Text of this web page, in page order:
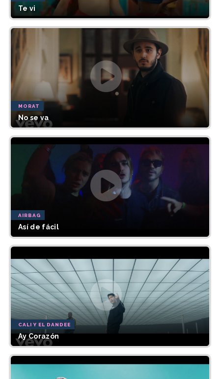
Te vi
MORAT
No se va
AIRBAG
Así de fácil
CALI Y EL DANDEE
Ay Corazón